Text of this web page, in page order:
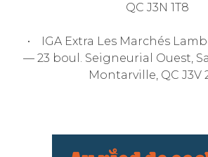
QC J3N 1T8
• IGA Extra Les Marchés
— 23 boul. Seigneurial Ouest,
Montarville, QC J3V